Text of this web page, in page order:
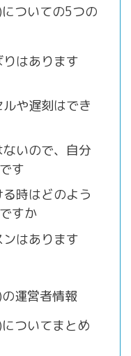
ついての5つの
はあります
や遅刻はでき
いので、自分
す
時はどのよう
すか
はあります
運営者情報
ついてまとめ